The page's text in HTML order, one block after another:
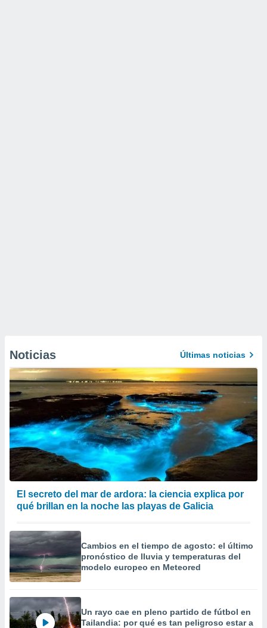
Noticias Últimas noticias
El secreto del mar de ardora: la ciencia explica por
qué brillan en la noche las playas de Galicia
Cambios en el tiempo de agosto: el último
pronóstico de lluvia y temperaturas del
modelo europeo en Meteored
Un rayo cae en pleno partido de fútbol en
Tailandia: por qué es tan peligroso estar a